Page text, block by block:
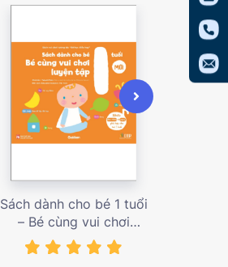
Sách dành cho bé 1 tuổi
– Bé cùng vui chơi
luyện tập – Sách vui
chơi tương tác Bé học